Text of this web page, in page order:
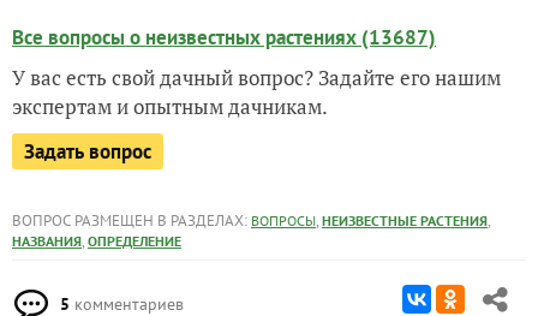
Все вопросы о неизвестных растениях (13687)
У вас есть свой дачный вопрос? Задайте его нашим
экспертам и опытным дачникам.
Задать вопрос
ВОПРОС РАЗМЕЩЕН В РАЗДЕЛАХ: ВОПРОСЫ, НЕИЗВЕСТНЫЕ РАСТЕНИЯ,
НАЗВАНИЯ, ОПРЕДЕЛЕНИЕ
5 комментариев